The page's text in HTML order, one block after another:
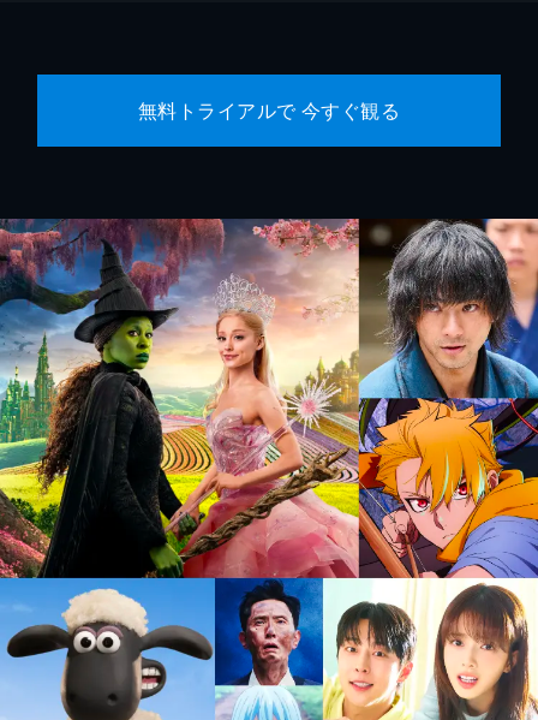
無料トライアルで 今すぐ観る